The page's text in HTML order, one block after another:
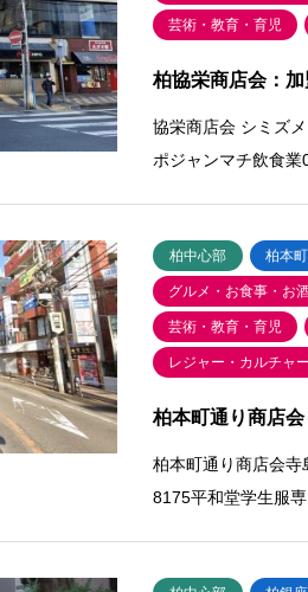
芸術・教育・育児
柏協栄商店会：
協栄商店会 シミズ
ポジャンマチ飲食
柏中心部 柏本
グルメ・お食事・お
芸術・教育・育児
レジャー・カルチャー
柏本町通り商店
柏本町通り商店会
8175平和堂学生服